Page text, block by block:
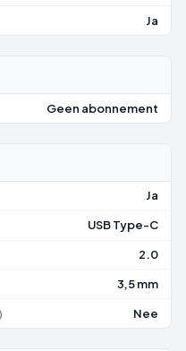
Ja
Geen abonnement
Ja
USB Type-C
2.0
3,5 mm
Nee